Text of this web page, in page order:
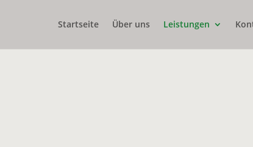
Startseite Über uns Leistungen